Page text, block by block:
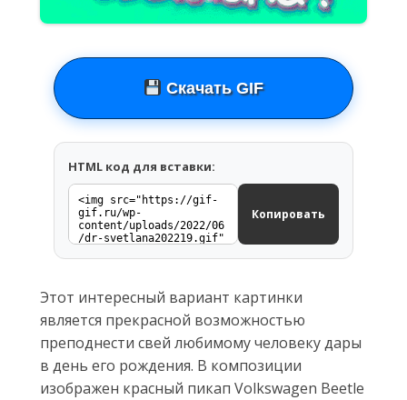
Скачать GIF
HTML код для вставки:
Копировать
Этот интересный вариант картинки
является прекрасной возможностью
преподнести свей любимому человеку дары
в день его рождения. В композиции
изображен красный пикап Volkswagen Beetle